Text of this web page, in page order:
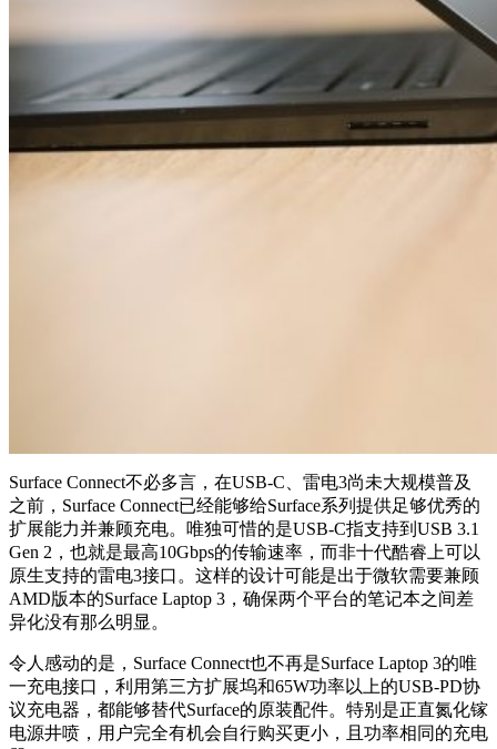
Surface Connect不必多言，在USB-C、雷电3尚未大规模普及
之前，Surface Connect已经能够给Surface系列提供足够优秀的
扩展能力并兼顾充电。唯独可惜的是USB-C指支持到USB 3.1
Gen 2，也就是最高10Gbps的传输速率，而非十代酷睿上可以
原生支持的雷电3接口。这样的设计可能是出于微软需要兼顾
AMD版本的Surface Laptop 3，确保两个平台的笔记本之间差
异化没有那么明显。
令人感动的是，Surface Connect也不再是Surface Laptop 3的唯
一充电接口，利用第三方扩展坞和65W功率以上的USB-PD协
议充电器，都能够替代Surface的原装配件。特别是正直氮化镓
电源井喷，用户完全有机会自行购买更小，且功率相同的充电